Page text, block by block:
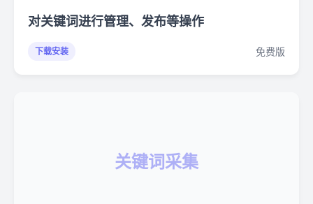
对关键词进行管理、发布等操作
下载安装 免费版
关键词采集